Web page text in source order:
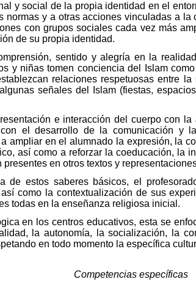
y social de la propia identidad en el
normas y a otras acciones vinculadas a
con grupos sociales cada vez más
de su propia identidad.
sentido y alegría en la
y niñas tomen conciencia del Islam
relaciones respetuosas entre
señales del Islam (fiestas,
e interacción del cuerpo con
el desarrollo de la comunicación y
ampliar en el alumnado la expresión, la
así como a reforzar la coeducación, la
en otros textos y
de estos saberes básicos, el
como la contextualización de sus
todas en la enseñanza religiosa inicial.
en los centros educativos, esta se
la autonomía, la socialización, la
en todo momento la específica
Competencias específicas